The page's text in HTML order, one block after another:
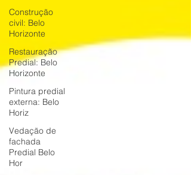
Construção
civil: Belo
Horizonte
Restauração
Predial: Belo
Horizonte
Pintura predial
externa: Belo
Horiz
Vedação de
fachada
Predial Belo
Hor